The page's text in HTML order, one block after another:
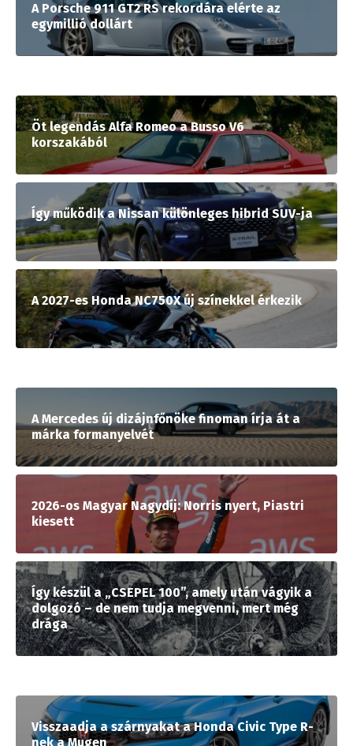
A Porsche 911 GT2 RS rekordára elérte az
egymillió dollárt
Öt legendás Alfa Romeo a Busso V6
korszakából
Így működik a Nissan különleges hibrid SUV-ja
A 2027-es Honda NC750X új színekkel érkezik
A Mercedes új dizájnfőnöke finoman írja át a
márka formanyelvét
2026-os Magyar Nagydíj: Norris nyert, Piastri
kiesett
Így készül a „CSEPEL 100”, amely után vágyik a
dolgozó – de nem tudja megvenni, mert még
drága
Visszaadja a szárnyakat a Honda Civic Type R-
nek a Mugen